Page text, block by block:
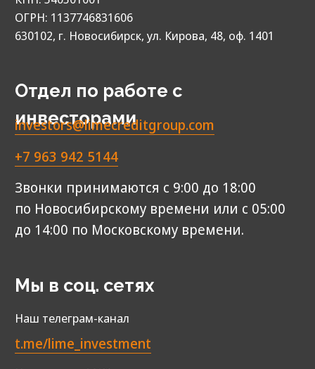
© 2013‑2026. Все права защищены
МФК «Лайм‑Займ» (ООО)